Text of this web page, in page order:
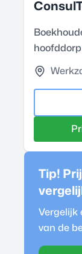
hoofddorp
Tip!
Vergelijk
van de